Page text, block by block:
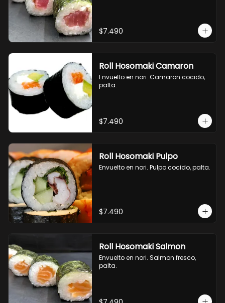
$7.490
Roll Hosomaki Camaron
Envuelto en nori. Camaron cocido,
palta.
$7.490
Roll Hosomaki Pulpo
Envuelto en nori. Pulpo cocido, palta.
$7.490
Roll Hosomaki Salmon
Envuelto en nori. Salmon fresco,
palta.